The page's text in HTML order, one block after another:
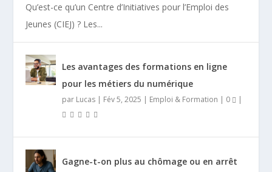
Qu’est-ce qu’un Centre d’Initiatives pour l’Emploi des
Jeunes (CIEJ) ? Les...
Les avantages des formations en ligne
pour les métiers du numérique
par Lucas | Fév 5, 2025 | Emploi & Formation | 0 |
Gagne-t-on plus au chômage ou en arrêt